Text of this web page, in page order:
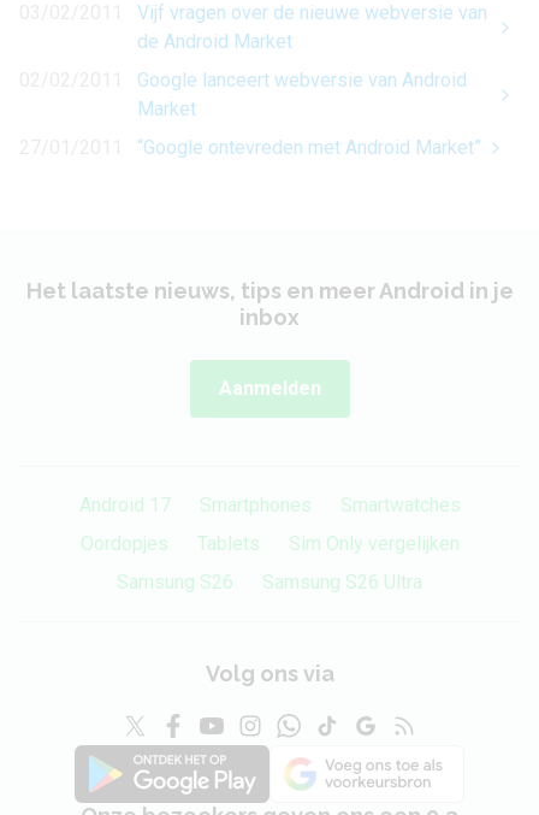
Vijf vragen over de nieuwe webversie van
de Android Market
Google lanceert webversie van Android
Market
“Google ontevreden met Android Market”
Het laatste nieuws, tips en meer Android in je
inbox
Aanmelden
Android 17 Smartphones
Smartwatches
Oordopjes
Tablets
Sim Only vergelijken
Samsung S26
Samsung S26 Ultra
Volg ons via